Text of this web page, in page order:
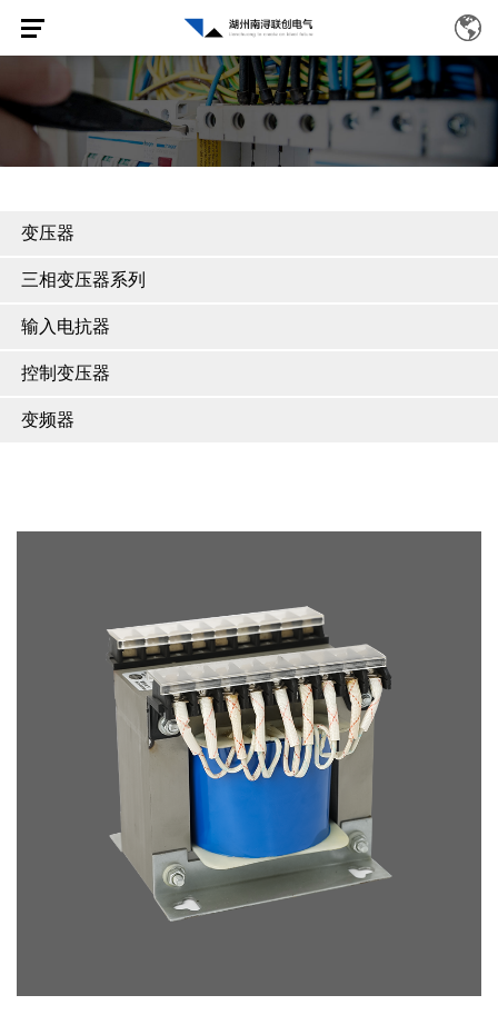
变压器
三相变压器系列
输入电抗器
控制变压器
变频器